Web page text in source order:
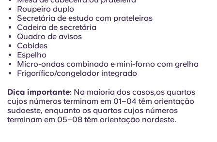
Roupeiro duplo
Secretária de estudo com prateleiras
Cadeira de secretária
Quadro de avisos
Cabides
Espelho
Micro-ondas combinado e mini-forno com grelha
Frigorífico/congelador integrado
Dica importante: Na maioria dos casos,os quartos
cujos números terminam em 01–04 têm orientação
sudoeste, enquanto os quartos cujos números
terminam em 05–08 têm orientação nordeste.